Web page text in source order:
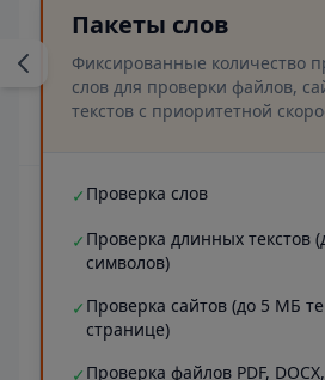
Пакеты слов
Фиксированные количество
слов для проверки файлов,
текстов с приоритетной
✓ Проверка слов
✓ Проверка длинных текстов
символов)
✓ Проверка сайтов (до 5 МБ
странице)
✓ Проверка файлов PDF,